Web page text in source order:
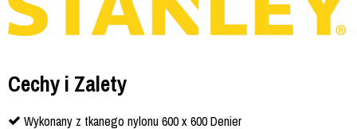
Cechy i Zalety
Wykonany z tkanego nylonu 600 x 600 Denier